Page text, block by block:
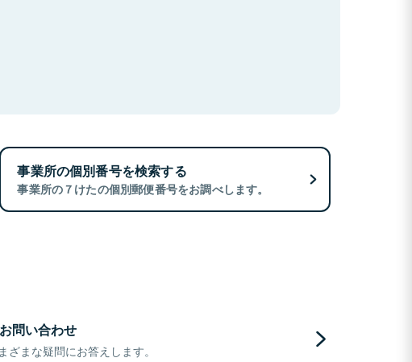
事業所の個別番号を検索する
事業所の７けたの個別郵便番号をお調べします。
問い合わせ
ざまな疑問にお答えします。